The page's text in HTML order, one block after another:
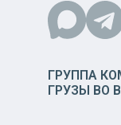
ГРУППА
ГРУЗЫ ВО